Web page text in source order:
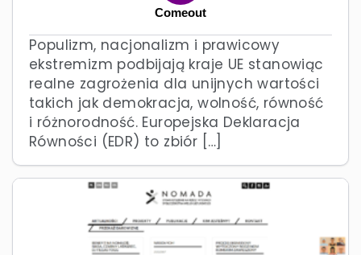
Comeout
Populizm, nacjonalizm i prawicowy
ekstremizm podbijają kraje UE stanowiąc
realne zagrożenia dla unijnych wartości
takich jak demokracja, wolność, równość
i różnorodność. Europejska Deklaracja
Równości (EDR) to zbiór […]